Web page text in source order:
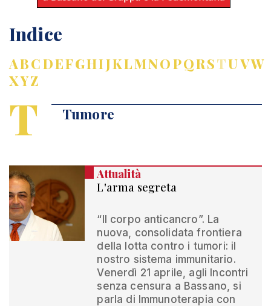
Indice
ABCDEFGHIJKLMNOPQRSTUVW
XYZ
T Tumore
Attualità
L'arma segreta
“Il corpo anticancro”. La
nuova, consolidata frontiera
della lotta contro i tumori: il
nostro sistema immunitario.
Venerdì 21 aprile, agli Incontri
senza censura a Bassano, si
parla di Immunoterapia con